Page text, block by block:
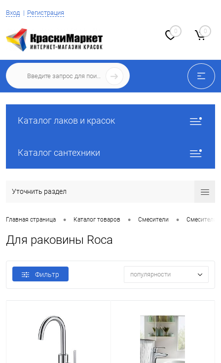
Вход Регистрация
0 0
Каталог лаков и красок
Каталог сантехники
Уточнить раздел
Главная страница • Каталог товаров • Смесители • Смесители
Для раковины Roca
Фильтр популярности